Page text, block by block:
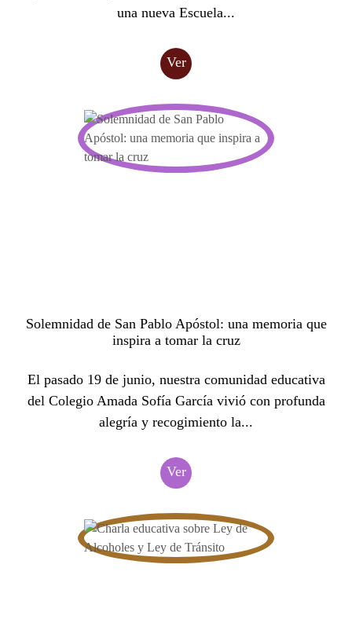
una nueva Escuela...
Ver
Solemnidad de San Pablo Apóstol: una memoria que
inspira a tomar la cruz
El pasado 19 de junio, nuestra comunidad educativa
del Colegio Amada Sofía García vivió con profunda
alegría y recogimiento la...
Ver